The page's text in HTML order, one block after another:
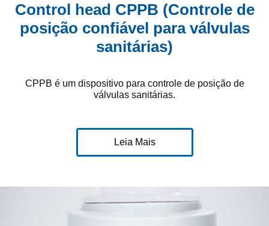
Control head CPPB (Controle de
posição confiável para válvulas
sanitárias)
CPPB é um dispositivo para controle de posição de
válvulas sanitárias.
Leia Mais